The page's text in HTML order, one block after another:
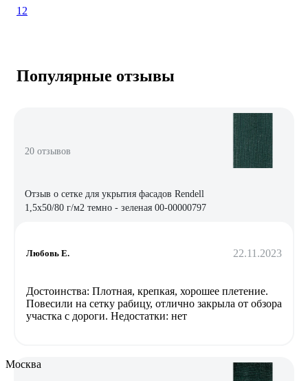
1 2
Популярные отзывы
20 отзывов
Отзыв о сетке для укрытия фасадов Rendell
1,5х50/80 г/м2 темно - зеленая 00-00000797
Любовь Е. 22.11.2023
Достоинства: Плотная, крепкая, хорошее плетение.
Повесили на сетку рабицу, отлично закрыла от обзора
участка с дороги. Недостатки: нет
Москва